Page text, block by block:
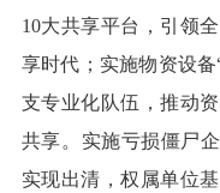
10大共享平台，引领
享时代；实施物资设
支专业化队伍，推动
共享。实施亏损僵尸
实现出清，权属单位